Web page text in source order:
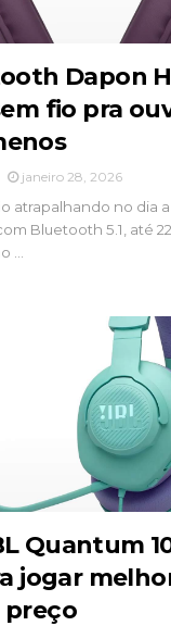
Dapon
fio pra
janeiro 28, 2026
atrapalhando no dia
Bluetooth 5.1, até
...
Quantum
jogar
preço